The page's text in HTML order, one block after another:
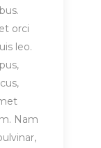
orci
leo.
Nam